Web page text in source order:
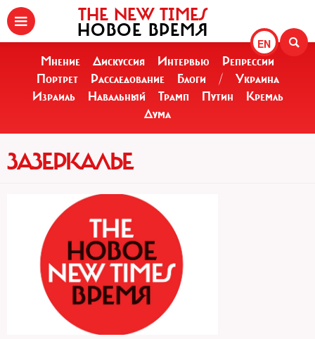
EN
THE NEW TIMES
НОВОЕ ВРЕМЯ
Мнение Дискуссия Интервью
Репрессии
Портрет
Расследование Блоги /
Украина
Израиль
Навальный Трамп Путин
Кремль
Дума
ЗАЗЕРКАЛЬЕ